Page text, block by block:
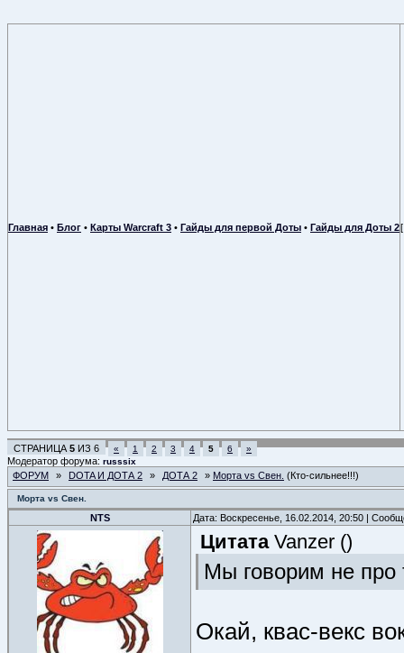
Главная • Блог • Карты Warcraft 3 • Гайды для первой Доты • Гайды для Доты 2
СТРАНИЦА 5 ИЗ 6 « 1 2 3 4 5 6 »
Модератор форума: russsix
ФОРУМ » DOTA И ДОТА 2 » ДОТА 2 » Морта vs Cвен. (Кто-сильнее!!!)
Морта vs Cвен.
NTS Дата: Воскресенье, 16.02.2014, 20:50 |
Цитата Vanzer ()
Мы говорим не про
Окай, квас-векс